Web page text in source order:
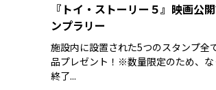
『トイ・ストーリー５』映画公
ンプラリー
施設内に設置された5つのスタンプ全
品プレゼント！※数量限定のため、
終了...